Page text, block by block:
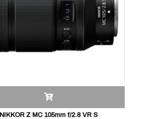
NIKKOR Z MC 105mm f/2.8 VR S